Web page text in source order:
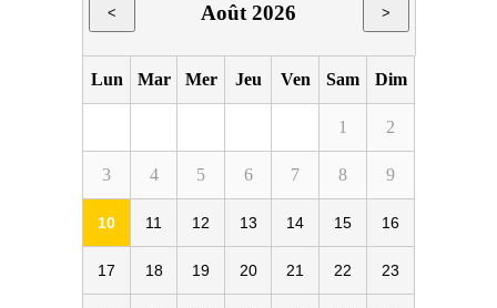
< Août 2026 >
Lun Mar Mer Jeu Ven Sam Dim
1 2
3 4 5 6 7 8 9
10 11 12 13 14 15 16
17 18 19 20 21 22 23